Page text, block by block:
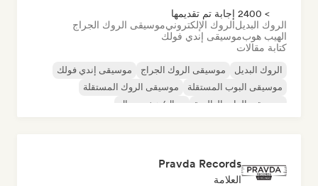
> 2400 إجابة تم تقديمها
الروك البديلالروك الإلكترونيموسيقى الروك الجراج
الهيب هوبموسيقى إندي فولك
كتابة مقالات
الروك البديل موسيقى الروك الجراج
موسيقى إندي فولك
موسيقى البوب المستقلة
موسيقى الروك المستقلة
موسيقى الراب العالمية
ميتال/هيفي ميتال
Pravda Records
العلامة